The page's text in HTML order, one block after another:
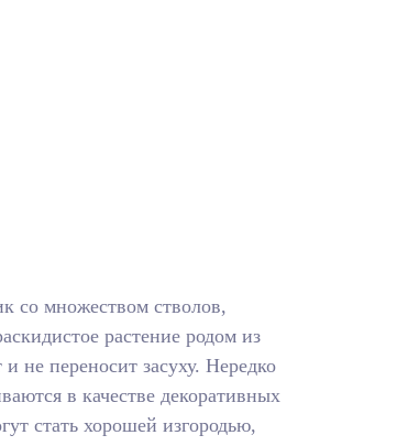
со множеством стволов,
растение родом из
переносит засуху. Нередко
в качестве декоративных
стать хорошей изгородью,